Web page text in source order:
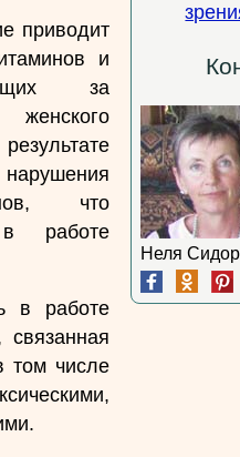
приводит
и
за
женского
что
работе
в работе
связанная
том числе
Неля